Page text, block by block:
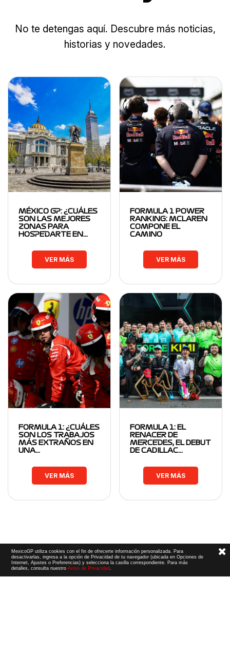
No te detengas aquí. Descubre más noticias,
historias y novedades.
MÉXICO GP: ¿CUÁLES
SON LAS MEJORES
ZONAS PARA
HOSPEDARTE EN…
VER MÁS
FORMULA 1 POWER
RANKING: MCLAREN
COMPONE EL
CAMINO
VER MÁS
FORMULA 1: ¿CUÁLES
SON LOS TRABAJOS
MÁS EXTRAÑOS EN
UNA…
VER MÁS
FORMULA 1: EL
RENACER DE
MERCEDES, EL DEBUT
DE CADILLAC…
VER MÁS
MexicoGP utiliza cookies con el fin de ofrecerte información personalizada. Para
desactivarlas, ingresa a la opción de Privacidad de tu navegador (ubicada en Opciones de
Internet, Ajustes o Preferencias) y selecciona la casilla correspondiente. Para más
detalles, consulta nuestroAviso de Privacidad.